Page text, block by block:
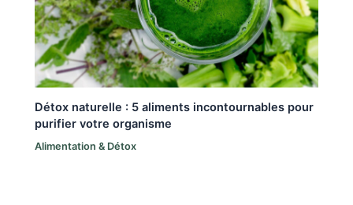
Détox naturelle : 5 aliments incontournables pour
purifier votre organisme
Alimentation & Détox